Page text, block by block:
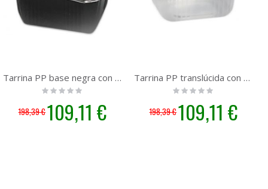
Tarrina PP base negra con tapa 500 cc. | 600 unidades
Rating:
0%
198,39 €
Precio
especial
109,11 €
Tarrina PP translúcida con tapa 500 cc. | 600 unidades
Rating:
0%
198,39 €
Precio
especial
109,11 €